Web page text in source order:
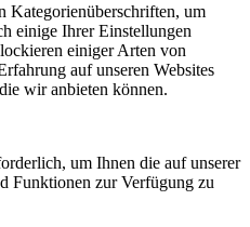
Kategorienüberschriften, um
einige Ihrer Einstellungen
einiger Arten von
auf unseren Websites
wir anbieten können.
um Ihnen die auf unserer
Funktionen zur Verfügung zu